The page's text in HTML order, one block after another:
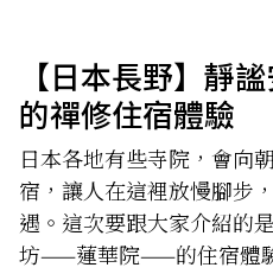
【日本長野】靜
的禪修住宿體驗
日本各地有些寺院，會向
宿，讓人在這裡放慢腳步
遇。這次要跟大家介紹的
坊——蓮華院——的住宿體